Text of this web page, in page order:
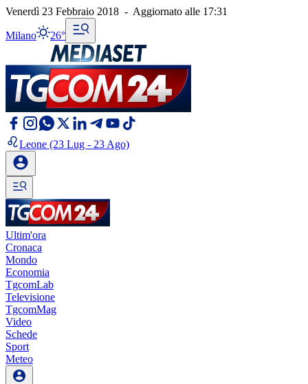
Venerdì 23 Febbraio 2018 - Aggiornato alle 17:31
Milano 26°
Leone (23 Lug - 23 Ago)
Ultim'ora
Cronaca
Mondo
Economia
TgcomLab
Televisione
TgcomMag
Video
Schede
Sport
Meteo